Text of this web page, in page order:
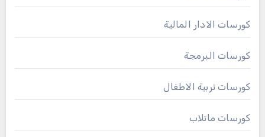
كورسات الادار المالية
كورسات البرمجة
كورسات تربية الاطفال
كورسات ماتلاب